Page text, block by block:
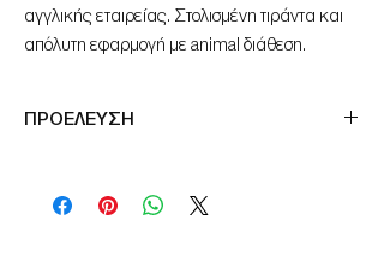
αγγλικής εταιρείας. Στολισμένη τιράντα και
απόλυτη εφαρμογή με animal διάθεση.
ΠΡΟΕΛΕΥΣΗ